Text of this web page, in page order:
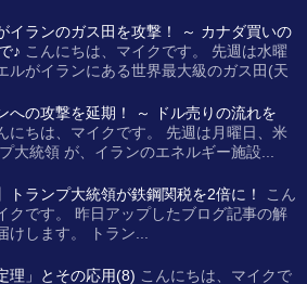
イランのガス田を攻撃！ ～ カナダ買いの
♪ こんにちは、マイクです。 先週は水曜
ルがイランにある世界最大級のガス田(天
への攻撃を延期！ ～ ドル売りの流れを
にちは、マイクです。 先週は月曜日、米
大統領 が、イランのエネルギー施設...
トランプ大統領が鉄鋼関税を2倍に！
こん
クです。 昨日アップしたブログ記事の解
けします。 トラン...
理」とその応用(8) こんにちは、マイクで